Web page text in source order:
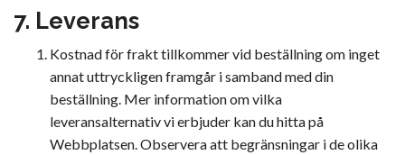
7. Leverans
Kostnad för frakt tillkommer vid beställning om inget
annat uttryckligen framgår i samband med din
beställning. Mer information om vilka
leveransalternativ vi erbjuder kan du hitta på
Webbplatsen. Observera att begränsningar i de olika